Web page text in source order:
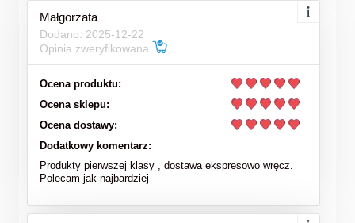
Małgorzata
Dodano: 2025-12-22
Opinia zweryfikowana
Ocena produktu:
Ocena sklepu:
Ocena dostawy:
Dodatkowy komentarz:
Produkty pierwszej klasy , dostawa ekspresowo wręcz.
Polecam jak najbardziej